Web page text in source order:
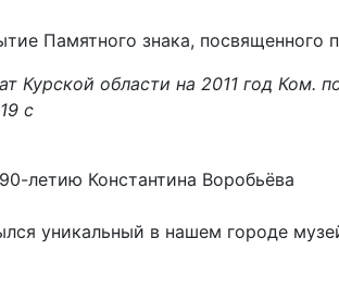
Памятного знака,
Курской области на 2011 год Ком.
с
летию Константина Воробьёва
уникальный в нашем городе